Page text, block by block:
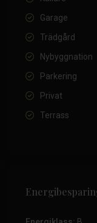
Garage
Trädgård
Nybyggnation
Parkering
Privat
Terrass